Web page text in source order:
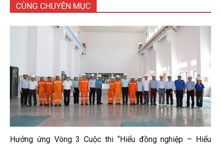
CÙNG CHUYÊN MỤC
Hưởng ứng Vòng 3 Cuộc thi “Hiểu đồng nghiệp – Hiểu